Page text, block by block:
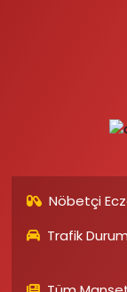
Nöbetçi
Trafik